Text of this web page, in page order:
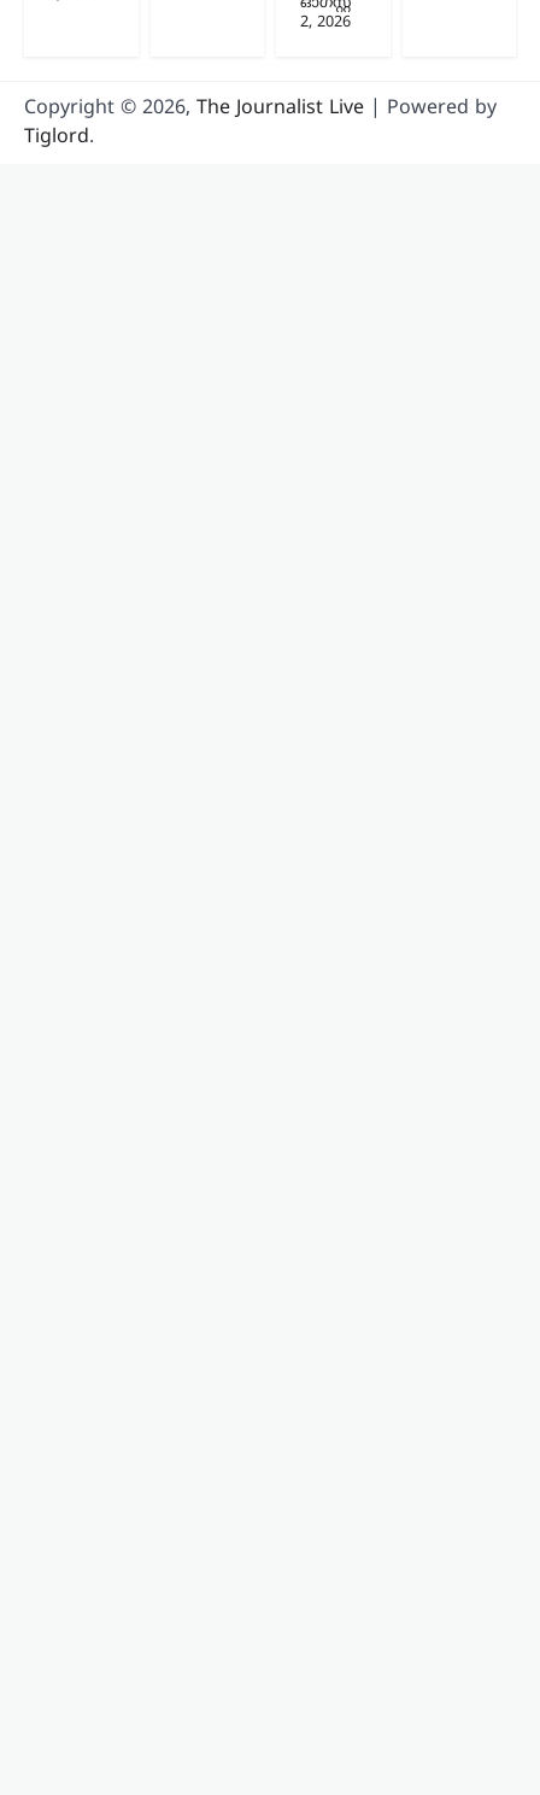
2, 2026
Copyright © 2026, The Journalist Live | Powered by
Tiglord.